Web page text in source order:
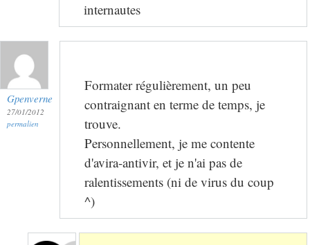
internautes
Gpenverne
27/01/2012
permalien
Formater régulièrement, un peu
contraignant en terme de temps, je
trouve.
Personnellement, je me contente
d'avira-antivir, et je n'ai pas de
ralentissements (ni de virus du coup
^)